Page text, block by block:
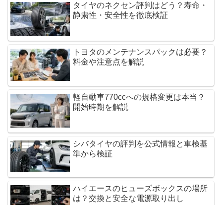
タイヤのネクセン評判はどう？寿命・
静粛性・安全性を徹底検証
トヨタのメンテナンスパックは必要？
料金や注意点を解説
軽自動車770ccへの規格変更は本当？
開始時期を解説
シバタイヤの評判を公式情報と車検基
準から検証
ハイエースのヒューズボックスの場所
は？交換と安全な電源取り出し